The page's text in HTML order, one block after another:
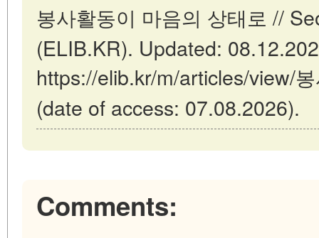
봉사활동이 마음의 상태로 //
(ELIB.KR). Updated:
https://elib.kr/m/articles/view/
(date of access: 07.08.2026).
Comments: